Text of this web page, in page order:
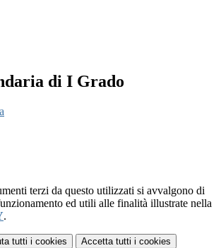
di I Grado
terzi da questo utilizzati si avvalgono di
ed utili alle finalità illustrate nella
.
tutti i cookies Accetta tutti i cookies